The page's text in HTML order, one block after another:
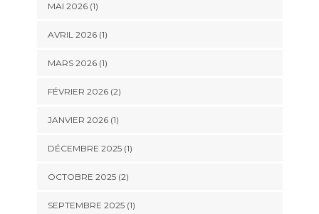
MAI 2026(1)
AVRIL 2026(1)
MARS 2026(1)
FÉVRIER 2026(2)
JANVIER 2026(1)
DÉCEMBRE 2025(1)
OCTOBRE 2025(2)
SEPTEMBRE 2025(1)